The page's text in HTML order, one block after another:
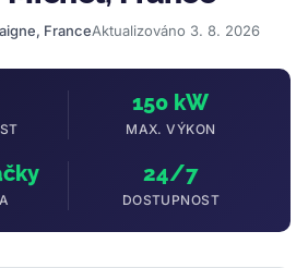
FranceAktualizováno 3. 8. 2026
150 kW
MAX. VÝKON
24/7
DOSTUPNOST